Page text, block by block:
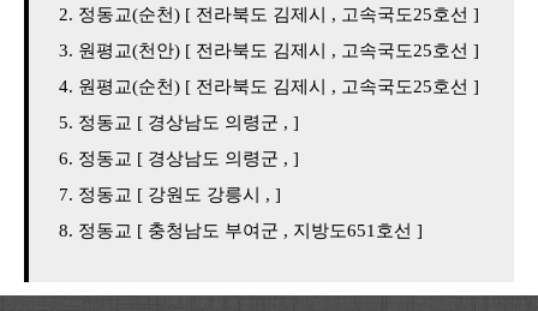
정동교(순천) [ 전라북도 김제시 , 고속국도25호선 ]
원평교(천안) [ 전라북도 김제시 , 고속국도25호선 ]
원평교(순천) [ 전라북도 김제시 , 고속국도25호선 ]
정동교 [ 경상남도 의령군 , ]
정동교 [ 경상남도 의령군 , ]
정동교 [ 강원도 강릉시 , ]
정동교 [ 충청남도 부여군 , 지방도651호선 ]